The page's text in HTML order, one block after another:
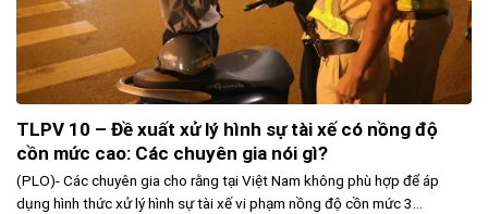
TLPV 10 – Đề xuất xử lý hình sự tài xế có nồng độ
cồn mức cao: Các chuyên gia nói gì?
(PLO)- Các chuyên gia cho rằng tại Việt Nam không phù hợp để áp
dụng hình thức xử lý hình sự tài xế vi phạm nồng độ cồn mức 3...